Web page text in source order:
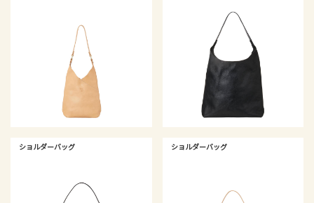
ショルダーバッグ ショルダーバッグ